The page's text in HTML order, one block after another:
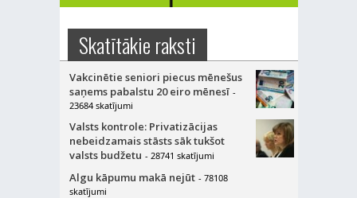
Skatītākie raksti
Vakcinētie seniori piecus mēnešus
saņems pabalstu 20 eiro mēnesī -
23684 skatījumi
Valsts kontrole: Privatizācijas
nebeidzamais stāsts sāk tukšot
valsts budžetu - 28741 skatījumi
Algu kāpumu makā nejūt - 78108
skatījumi